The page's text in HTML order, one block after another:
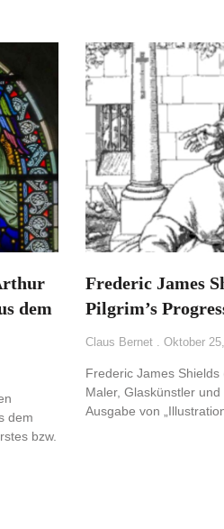
dem
dem
bzw.
Frederic James
Pilgrim’s
Claus Bernet Oktober
Frederic James
Maler, Glaskünstler
Ausgabe von